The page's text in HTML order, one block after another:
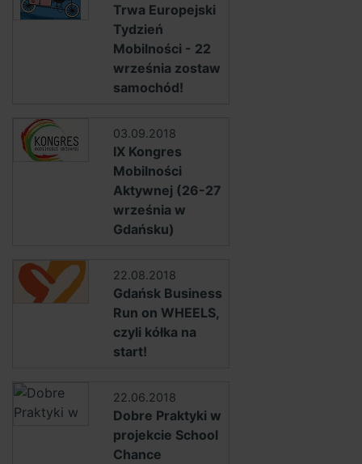
Trwa Europejski
Tydzień
Mobilności - 22
września zostaw
samochód!
03.09.2018
IX Kongres
Mobilności
Aktywnej (26-27
września w
Gdańsku)
22.08.2018
Gdańsk Business
Run on WHEELS,
czyli kółka na
start!
22.06.2018
Dobre Praktyki w
projekcie School
Chance